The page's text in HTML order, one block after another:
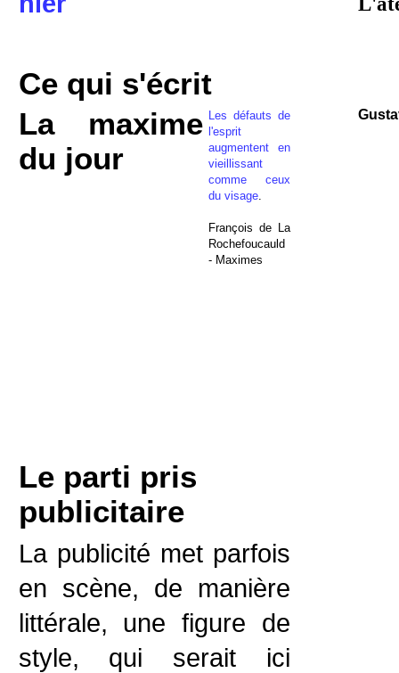
Ce qui s'écrit
La maxime
du jour
Les défauts de
l'esprit
augmentent en
vieillissant
comme ceux
du visage.
François de La
Rochefoucauld
- Maximes
Le parti pris
publicitaire
La publicité met parfois
en scène, de manière
littérale, une figure de
style, qui serait ici